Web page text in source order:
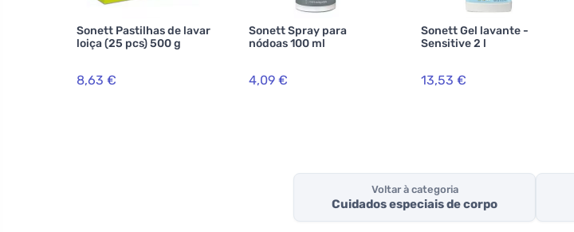
Sonett Pastilhas de lavar
loiça (25 pcs) 500 g
8,63 €
Sonett Spray para
nódoas 100 ml
4,09 €
Sonett Gel lavante -
Sensitive 2 l
13,53 €
Voltar à categoria
Cuidados especiais de corpo